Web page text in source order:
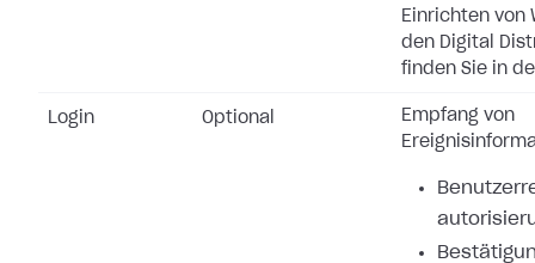
Einrichten von
den Digital
finden Sie in
Login Optional
Empfang von